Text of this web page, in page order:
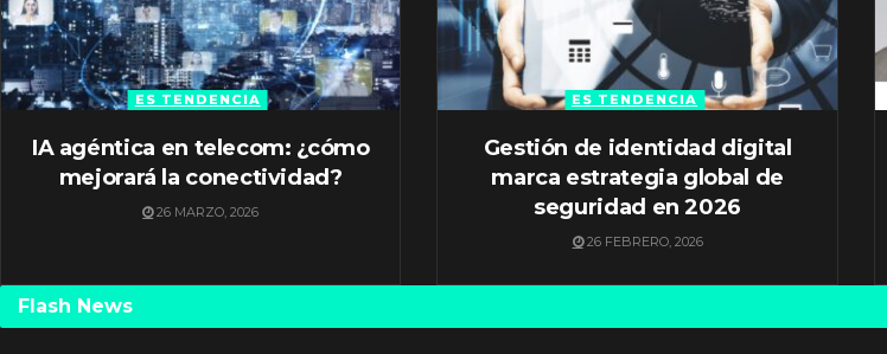
ES TENDENCIA
IA agéntica en telecom: ¿cómo
mejorará la conectividad?
26 MARZO, 2026
ES TENDENCIA
Gestión de identidad digital
marca estrategia global de
seguridad en 2026
26 FEBRERO, 2026
Flash News